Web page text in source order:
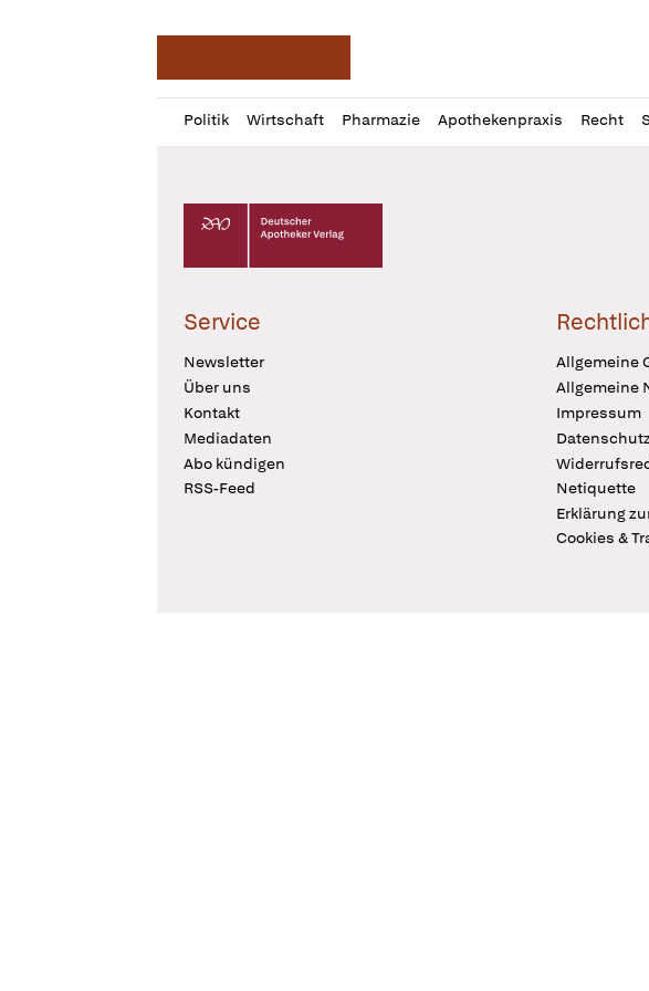
Politik Wirtschaft Pharmazie Apothekenpraxis Recht
Profil
öffnen
Daz
Pur
Deutscher Apotheker Verlag Logo
Service
Newsletter
Über uns
Kontakt
Mediadaten
Abo kündigen
RSS-Feed
Allgemeine
Allgemeine
Impressum
Netiquette
Erklärung
Cookies &